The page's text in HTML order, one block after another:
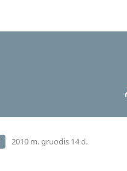
2010 m. gruodis 14 d.